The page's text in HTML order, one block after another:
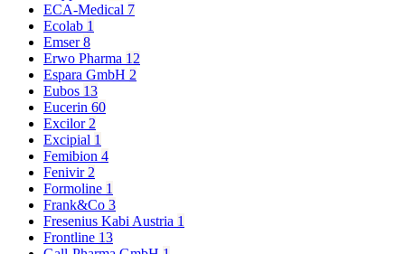
ECA-Medical 7
Ecolab 1
Emser8
Erwo Pharma 12
Espara GmbH 2
Eubos 13
Eucerin 60
Excilor2
Excipial 1
Femibion 4
Fenivir2
Formoline 1
Frank&Co 3
Fresenius Kabi Austria 1
Frontline 13